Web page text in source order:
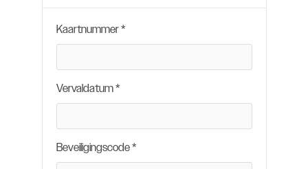
Kaartnummer *
Vervaldatum *
Beveiligingscode *